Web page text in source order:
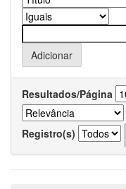
Resultados/Página
Registro(s)